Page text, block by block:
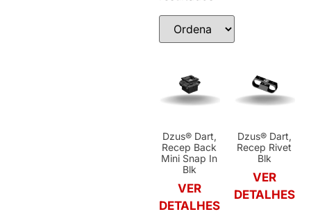
Dzus® Dart,
Recep Back
Mini Snap In
Blk
VER
DETALHES
Dzus® Dart,
Recep Rivet
Blk
VER
DETALHES